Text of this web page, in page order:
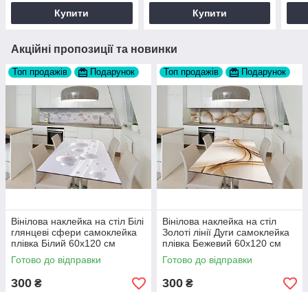
Купити Купити
Акційні пропозиції та новинки
Топ продажів Подарунок
Вінілова наклейка на стіл Білі
глянцеві сфери самоклейка
плівка Білий 60х120 см
Happy Pocket Z182326
Готово до відправки
300 ₴
Топ продажів Подарунок
Вінілова наклейка на стіл
Золоті лінії Дуги самоклейка
плівка Бежевий 60х120 см
Happy Pocket Z182331
Готово до відправки
300 ₴